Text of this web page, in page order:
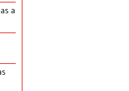
a